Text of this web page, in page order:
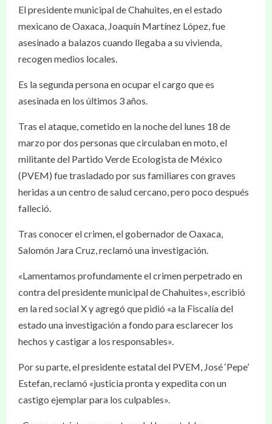
El presidente municipal de Chahuites, en el estado
mexicano de Oaxaca, Joaquín Martínez López, fue
asesinado a balazos cuando llegaba a su vivienda,
recogen medios locales.
Es la segunda persona en ocupar el cargo que es
asesinada en los últimos 3 años.
Tras el ataque, cometido en la noche del lunes 18 de
marzo por dos personas que circulaban en moto, el
militante del Partido Verde Ecologista de México
(PVEM) fue trasladado por sus familiares con graves
heridas a un centro de salud cercano, pero poco después
falleció.
Tras conocer el crimen, el gobernador de Oaxaca,
Salomón Jara Cruz, reclamó una investigación.
«Lamentamos profundamente el crimen perpetrado en
contra del presidente municipal de Chahuites», escribió
en la red social X y agregó que pidió «a la Fiscalía del
estado una investigación a fondo para esclarecer los
hechos y castigar a los responsables».
Por su parte, el presidente estatal del PVEM, José ‘Pepe’
Estefan, reclamó «justicia pronta y expedita con un
castigo ejemplar para los culpables».